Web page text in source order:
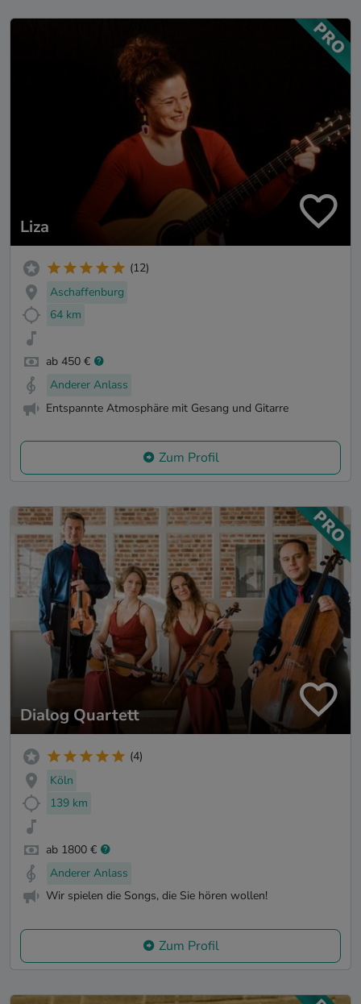
Liza
(12)
Aschaffenburg
64 km
ab 450 €
Anderer Anlass
Entspannte Atmosphäre mit Gesang und Gitarre
Zum Profil
Dialog Quartett
(4)
Köln
139 km
ab 1800 €
Anderer Anlass
Wir spielen die Songs, die Sie hören wollen!
Zum Profil